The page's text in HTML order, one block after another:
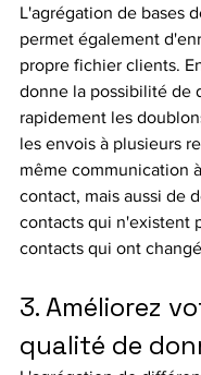
L'agrégation de bases
permet également
propre fichier clients.
donne la possibilité de
rapidement les
les envois à plusieurs
même communication
contact, mais aussi de
contacts qui n'existent
contacts qui ont
3. Améliorez
qualité de